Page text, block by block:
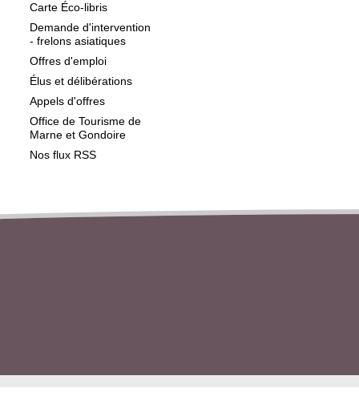
Carte Éco-libris
Demande d'intervention
- frelons asiatiques
Offres d'emploi
Élus et délibérations
Appels d'offres
Office de Tourisme de
Marne et Gondoire
Nos flux RSS